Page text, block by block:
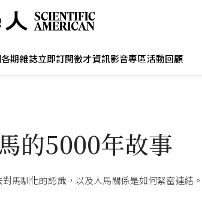
各期雜誌立即訂閱徵才資訊影音專區活動回顧
的5000年故事
馬馴化的認識，以及人馬關係是如何緊密連結。